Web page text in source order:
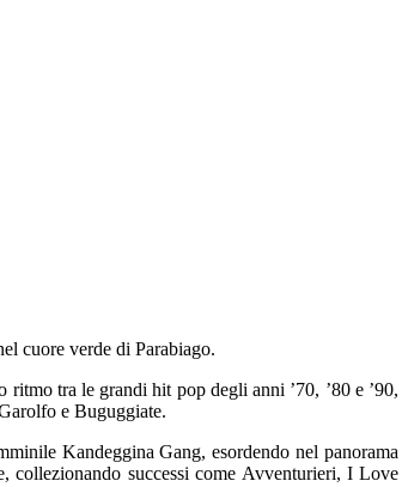
cuore verde di Parabiago.
tra le grandi hit pop degli anni ’70, ’80 e ’90,
e Buguggiate.
Kandeggina Gang, esordendo nel panorama
collezionando successi come Avventurieri, I Love